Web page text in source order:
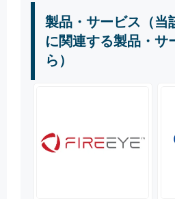
製品・サービス（当
に関連する製品・サ
ら）